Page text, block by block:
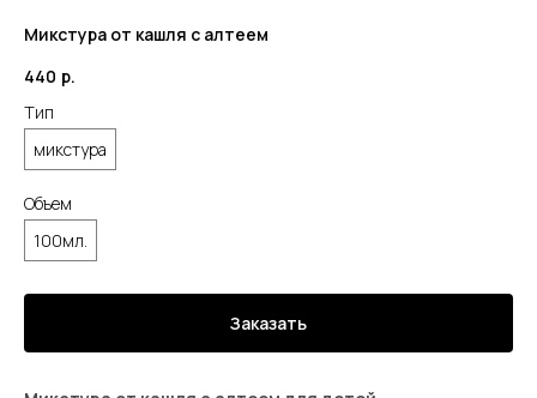
Микстура от кашля с алтеем
440 р.
Тип
микстура
Объем
100мл.
Заказать